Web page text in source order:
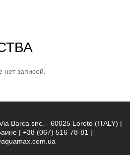
записей.
Barca snc. - 60025 Loreto (ITALY) |
| +38 (067) 516-78-81 |